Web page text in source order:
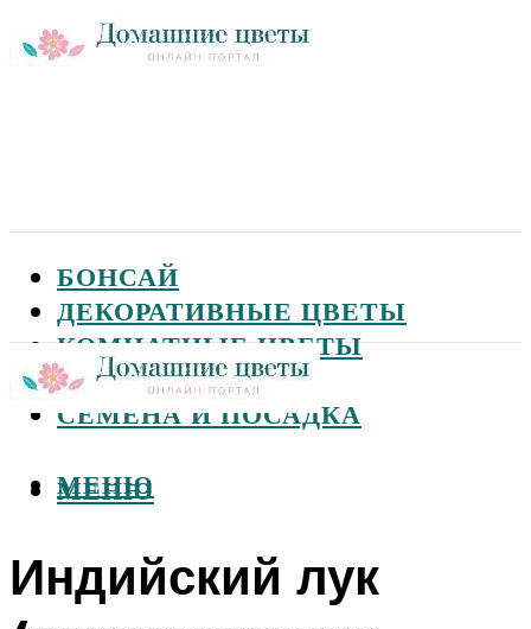
БОНСАЙ
ДЕКОРАТИВНЫЕ ЦВЕТЫ
КОМНАТНЫЕ ЦВЕТЫ
САДОВЫЕ ЦВЕТЫ
СЕМЕНА И ПОСАДКА
МЕНЮ
МЕНЮ
Индийский лук